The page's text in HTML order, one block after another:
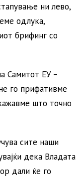
ни лево,
одлука,
брифинг со
Самитот ЕУ –
го прифативме
што точно
сите наши
дека Владата
дали ќе го